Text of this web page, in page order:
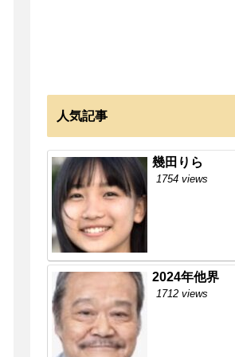
人気記事
幾田りら
1754 views
2024年他界
1712 views